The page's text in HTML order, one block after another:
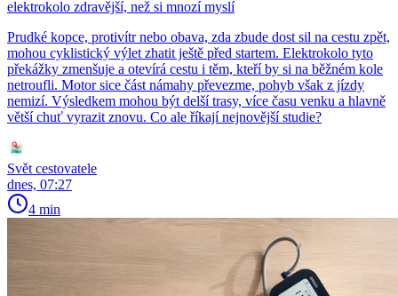
elektrokolo zdravější, než si mnozí myslí
Prudké kopce, protivítr nebo obava, zda zbude dost sil na cestu zpět,
mohou cyklistický výlet zhatit ještě před startem. Elektrokolo tyto
překážky zmenšuje a otevírá cestu i těm, kteří by si na běžném kole
netroufli. Motor sice část námahy převezme, pohyb však z jízdy
nemizí. Výsledkem mohou být delší trasy, více času venku a hlavně
větší chuť vyrazit znovu. Co ale říkají nejnovější studie?
Svět cestovatele
dnes, 07:27
4 min